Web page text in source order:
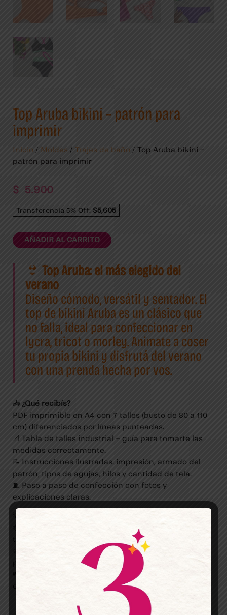
Top Aruba bikini – patrón para
imprimir
Inicio / Moldes / Trajes de baño / Top Aruba bikini –
patrón para imprimir
$5.900
Transferencia 5% Off: $5,605
AÑADIR AL CARRITO
👙 Top Aruba: el más elegido del
verano
Diseño cómodo, versátil y sentador. El
top de bikini Aruba es un clásico que
no falla, ideal para confeccionar en
lycra, tricot o morley. Animate a coser
tu propia bikini y disfrutá del verano
con una prenda hecha por vos.
📥 ¿Qué recibís?
PDF imprimible en A4 con 7 talles (busto de 80 a 110
cm) diferenciados por líneas punteadas.
📐 Tabla de talles industrial + guía para tomarte las
medidas correctamente.
📝 Instrucciones ilustradas: impresión, armado del
patrón, tipos de agujas, hilos y cantidad de tela.
🧵 Paso a paso de confección con fotos y
explicaciones claras.
🌞 Top cómodo, sentador y adaptable a distintos
tipos de cuerpo.
🎨 Lo podés hacer en mil colores y estampas: ideal
para sets de verano.
💸 Súper rentable: usalo para vos o como modelo
estrella de tu emprendimiento.